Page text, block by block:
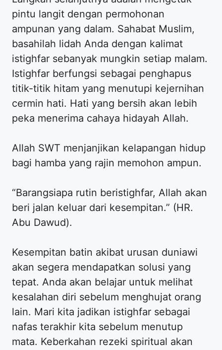
pintu langit dengan permohonan
ampunan yang dalam. Sahabat Muslim,
basahilah lidah Anda dengan kalimat
istighfar sebanyak mungkin setiap malam.
Istighfar berfungsi sebagai penghapus
titik-titik hitam yang menutupi kejernihan
cermin hati. Hati yang bersih akan lebih
peka menerima cahaya hidayah Allah.
Allah SWT menjanjikan kelapangan hidup
bagi hamba yang rajin memohon ampun.
“Barangsiapa rutin beristighfar, Allah akan
beri jalan keluar dari kesempitan.” (HR.
Abu Dawud).
Kesempitan batin akibat urusan duniawi
akan segera mendapatkan solusi yang
tepat. Anda akan belajar untuk melihat
kesalahan diri sebelum menghujat orang
lain. Mari kita jadikan istighfar sebagai
nafas terakhir kita sebelum menutup
mata. Keberkahan rezeki spiritual akan